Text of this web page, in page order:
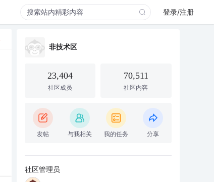
登录/注册
非技术区
23,404
社区成员
70,511
社区内容
发帖 与我相关 我的任务 分享
社区管理员